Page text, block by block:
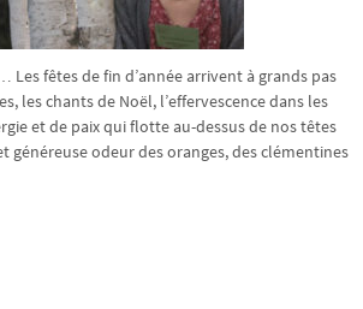
Les fêtes de fin d’année arrivent à grands pas
les chants de Noël, l’effervescence dans les
et de paix qui flotte au-dessus de nos têtes
généreuse odeur des oranges, des clémentines